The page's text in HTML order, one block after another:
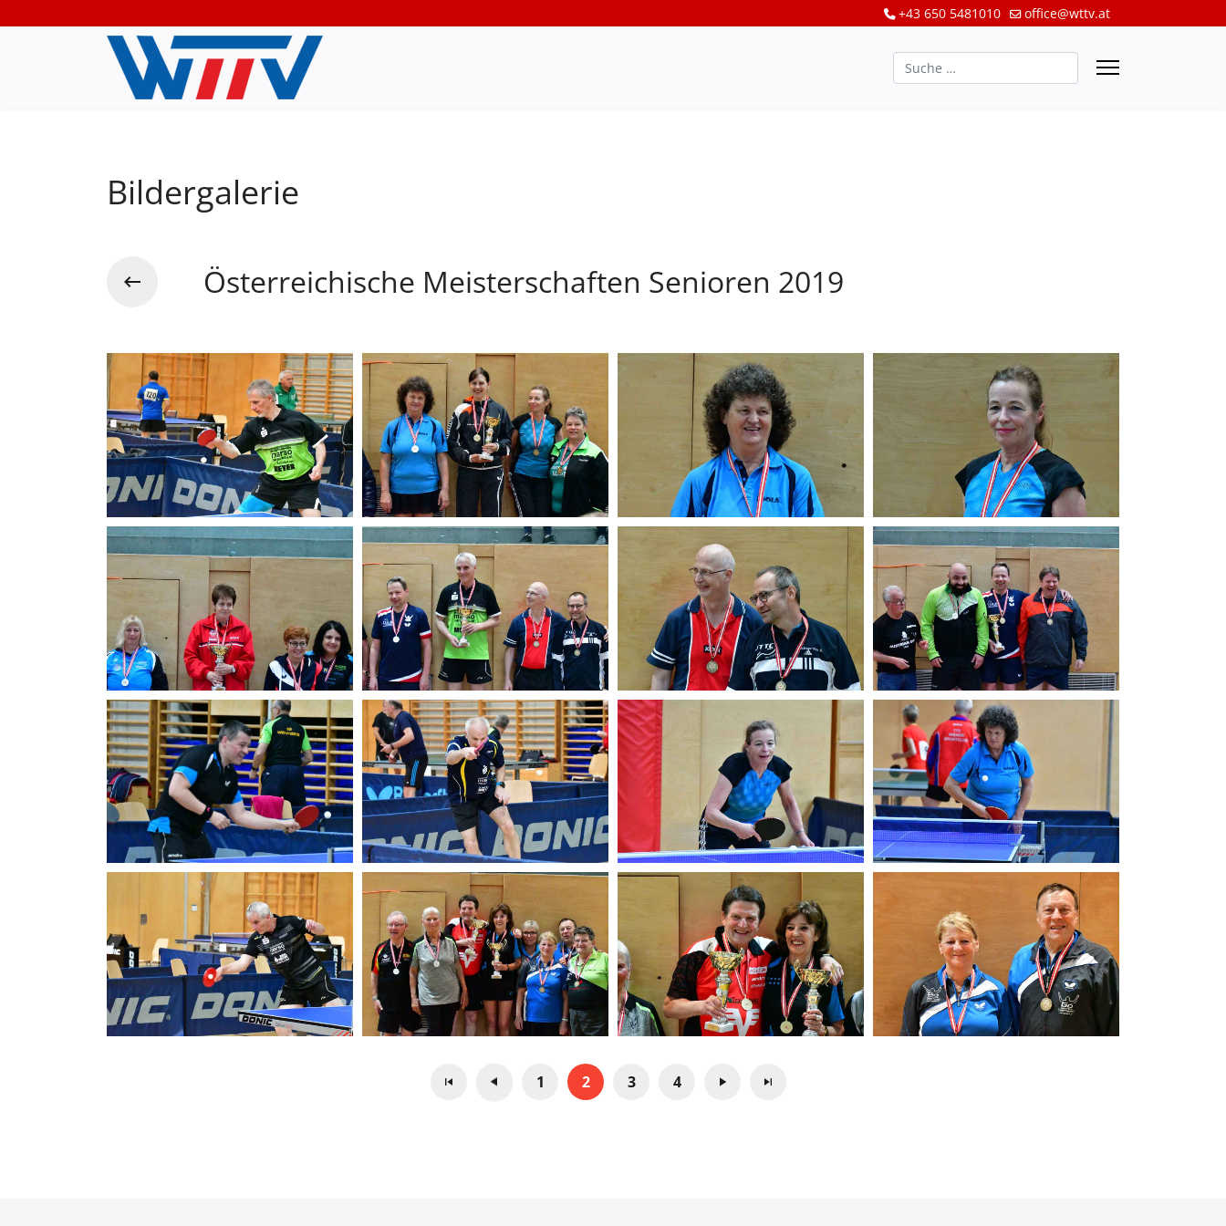
+43 650 5481010 office@wttv.at
Suchen
Bildergalerie
Österreichische Meisterschaften Senioren 2019
1 2 3 4